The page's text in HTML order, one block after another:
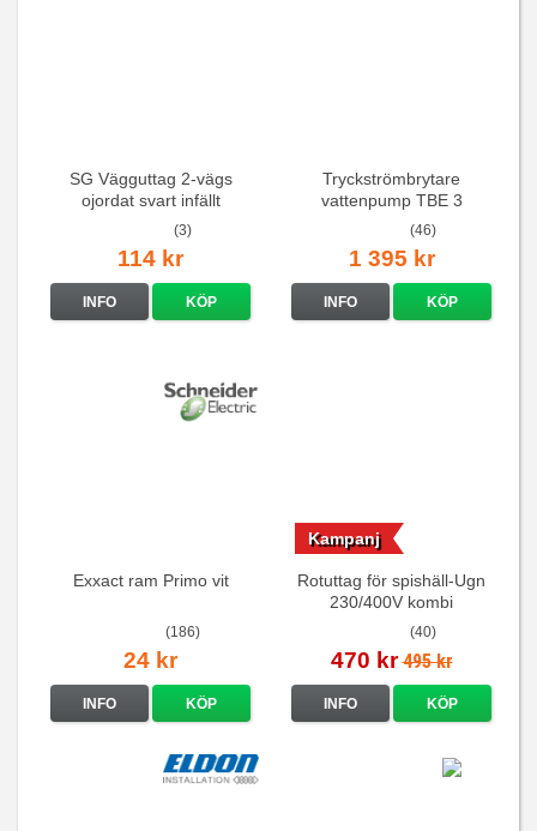
SG Vägguttag 2-vägs
ojordat svart infällt
16A/250V
(3)
114 kr
INFO KÖP
Tryckströmbrytare
vattenpump TBE 3
(46)
1 395 kr
INFO KÖP
Exxact ram Primo vit
(186)
24 kr
INFO KÖP
Rotuttag för spishäll-Ugn
230/400V kombi
(40)
Kampanj
470 kr 495 kr
INFO KÖP